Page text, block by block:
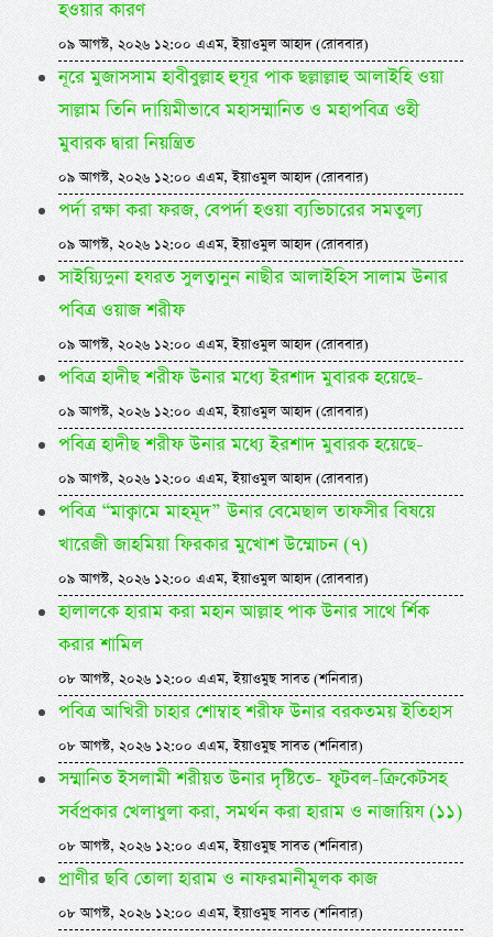
হওয়ার কারণ
০৯ আগস্ট, ২০২৬ ১২:০০ এএম, ইয়াওমুল আহাদ (রোববার)
নূরে মুজাসসাম হাবীবুল্লাহ হুযূর পাক ছল্লাল্লাহু আলাইহি ওয়া
সাল্লাম তিনি দায়িমীভাবে মহাসম্মানিত ও মহাপবিত্র ওহী
মুবারক দ্বারা নিয়ন্ত্রিত
০৯ আগস্ট, ২০২৬ ১২:০০ এএম, ইয়াওমুল আহাদ (রোববার)
পর্দা রক্ষা করা ফরজ, বেপর্দা হওয়া ব্যভিচারের সমতুল্য
০৯ আগস্ট, ২০২৬ ১২:০০ এএম, ইয়াওমুল আহাদ (রোববার)
সাইয়্যিদুনা হযরত সুলত্বানুন নাছীর আলাইহিস সালাম উনার
পবিত্র ওয়াজ শরীফ
০৯ আগস্ট, ২০২৬ ১২:০০ এএম, ইয়াওমুল আহাদ (রোববার)
পবিত্র হাদীছ শরীফ উনার মধ্যে ইরশাদ মুবারক হয়েছে-
০৯ আগস্ট, ২০২৬ ১২:০০ এএম, ইয়াওমুল আহাদ (রোববার)
পবিত্র হাদীছ শরীফ উনার মধ্যে ইরশাদ মুবারক হয়েছে-
০৯ আগস্ট, ২০২৬ ১২:০০ এএম, ইয়াওমুল আহাদ (রোববার)
পবিত্র “মাক্বামে মাহমূদ” উনার বেমেছাল তাফসীর বিষয়ে
খারেজী জাহমিয়া ফিরকার মুখোশ উম্মোচন (৭)
০৯ আগস্ট, ২০২৬ ১২:০০ এএম, ইয়াওমুল আহাদ (রোববার)
হালালকে হারাম করা মহান আল্লাহ পাক উনার সাথে র্শিক
করার শামিল
০৮ আগস্ট, ২০২৬ ১২:০০ এএম, ইয়াওমুছ সাবত (শনিবার)
পবিত্র আখিরী চাহার শোম্বাহ শরীফ উনার বরকতময় ইতিহাস
০৮ আগস্ট, ২০২৬ ১২:০০ এএম, ইয়াওমুছ সাবত (শনিবার)
সম্মানিত ইসলামী শরীয়ত উনার দৃষ্টিতে- ফুটবল-ক্রিকেটসহ
সর্বপ্রকার খেলাধুলা করা, সমর্থন করা হারাম ও নাজায়িয (১১)
০৮ আগস্ট, ২০২৬ ১২:০০ এএম, ইয়াওমুছ সাবত (শনিবার)
প্রাণীর ছবি তোলা হারাম ও নাফরমানীমূলক কাজ
০৮ আগস্ট, ২০২৬ ১২:০০ এএম, ইয়াওমুছ সাবত (শনিবার)